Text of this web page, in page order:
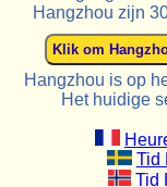
Hangzhou zijn
Hangzhou is op
Het huidige
Tid
Tid